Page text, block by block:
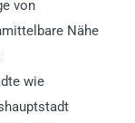
von
Nähe
wie